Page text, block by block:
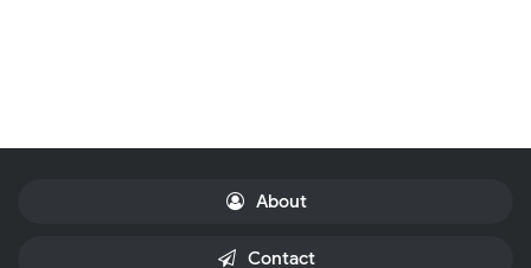
About
Contact